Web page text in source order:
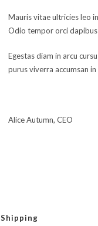
Mauris vitae ultricies leo
Odio tempor orci dapibus
Egestas diam in arcu
purus viverra accumsan in
Alice Autumn, CEO
Shipping